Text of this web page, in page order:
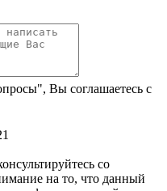
Вы соглашаетесь с
со
на то, что данный